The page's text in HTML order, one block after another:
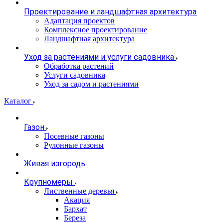
Проектирование и ландшафтная архитектура
Адаптация проектов
Комплексное проектирование
Ландшафтная архитектура
Уход за растениями и услуги садовника
Обработка растений
Услуги садовника
Уход за садом и растениями
Каталог
Газон
Посевные газоны
Рулонные газоны
Живая изгородь
Крупномеры
Лиственные деревья
Акация
Бархат
Береза